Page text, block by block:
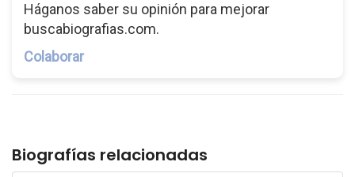
Háganos saber su opinión para mejorar
buscabiografias.com.
Colaborar
Biografías relacionadas